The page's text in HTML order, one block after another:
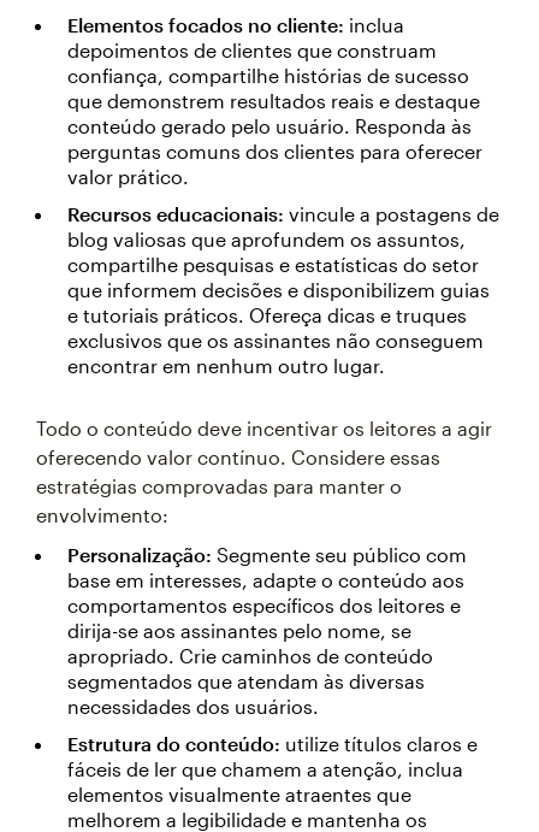
Elementos focados no cliente: inclua
depoimentos de clientes que construam
confiança, compartilhe histórias de sucesso
que demonstrem resultados reais e destaque
conteúdo gerado pelo usuário. Responda às
perguntas comuns dos clientes para oferecer
valor prático.
Recursos educacionais: vincule a postagens de
blog valiosas que aprofundem os assuntos,
compartilhe pesquisas e estatísticas do setor
que informem decisões e disponibilizem guias
e tutoriais práticos. Ofereça dicas e truques
exclusivos que os assinantes não conseguem
encontrar em nenhum outro lugar.
Todo o conteúdo deve incentivar os leitores a agir
oferecendo valor contínuo. Considere essas
estratégias comprovadas para manter o
envolvimento:
Personalização: Segmente seu público com
base em interesses, adapte o conteúdo aos
comportamentos específicos dos leitores e
dirija-se aos assinantes pelo nome, se
apropriado. Crie caminhos de conteúdo
segmentados que atendam às diversas
necessidades dos usuários.
Estrutura do conteúdo: utilize títulos claros e
fáceis de ler que chamem a atenção, inclua
elementos visualmente atraentes que
melhorem a legibilidade e mantenha os